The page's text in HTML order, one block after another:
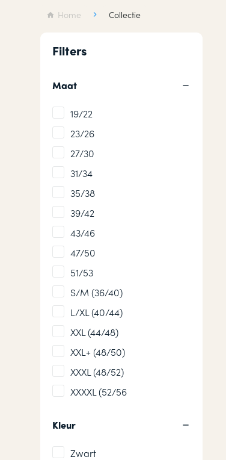
Wollen sokken
Badstof sokken
Home Collectie
Filters
Maat
19/22
23/26
27/30
31/34
35/38
39/42
43/46
47/50
51/53
S/M (36/40)
L/XL (40/44)
XXL (44/48)
XXL+ (48/50)
XXXL (48/52)
XXXXL (52/56
Kleur
Zwart